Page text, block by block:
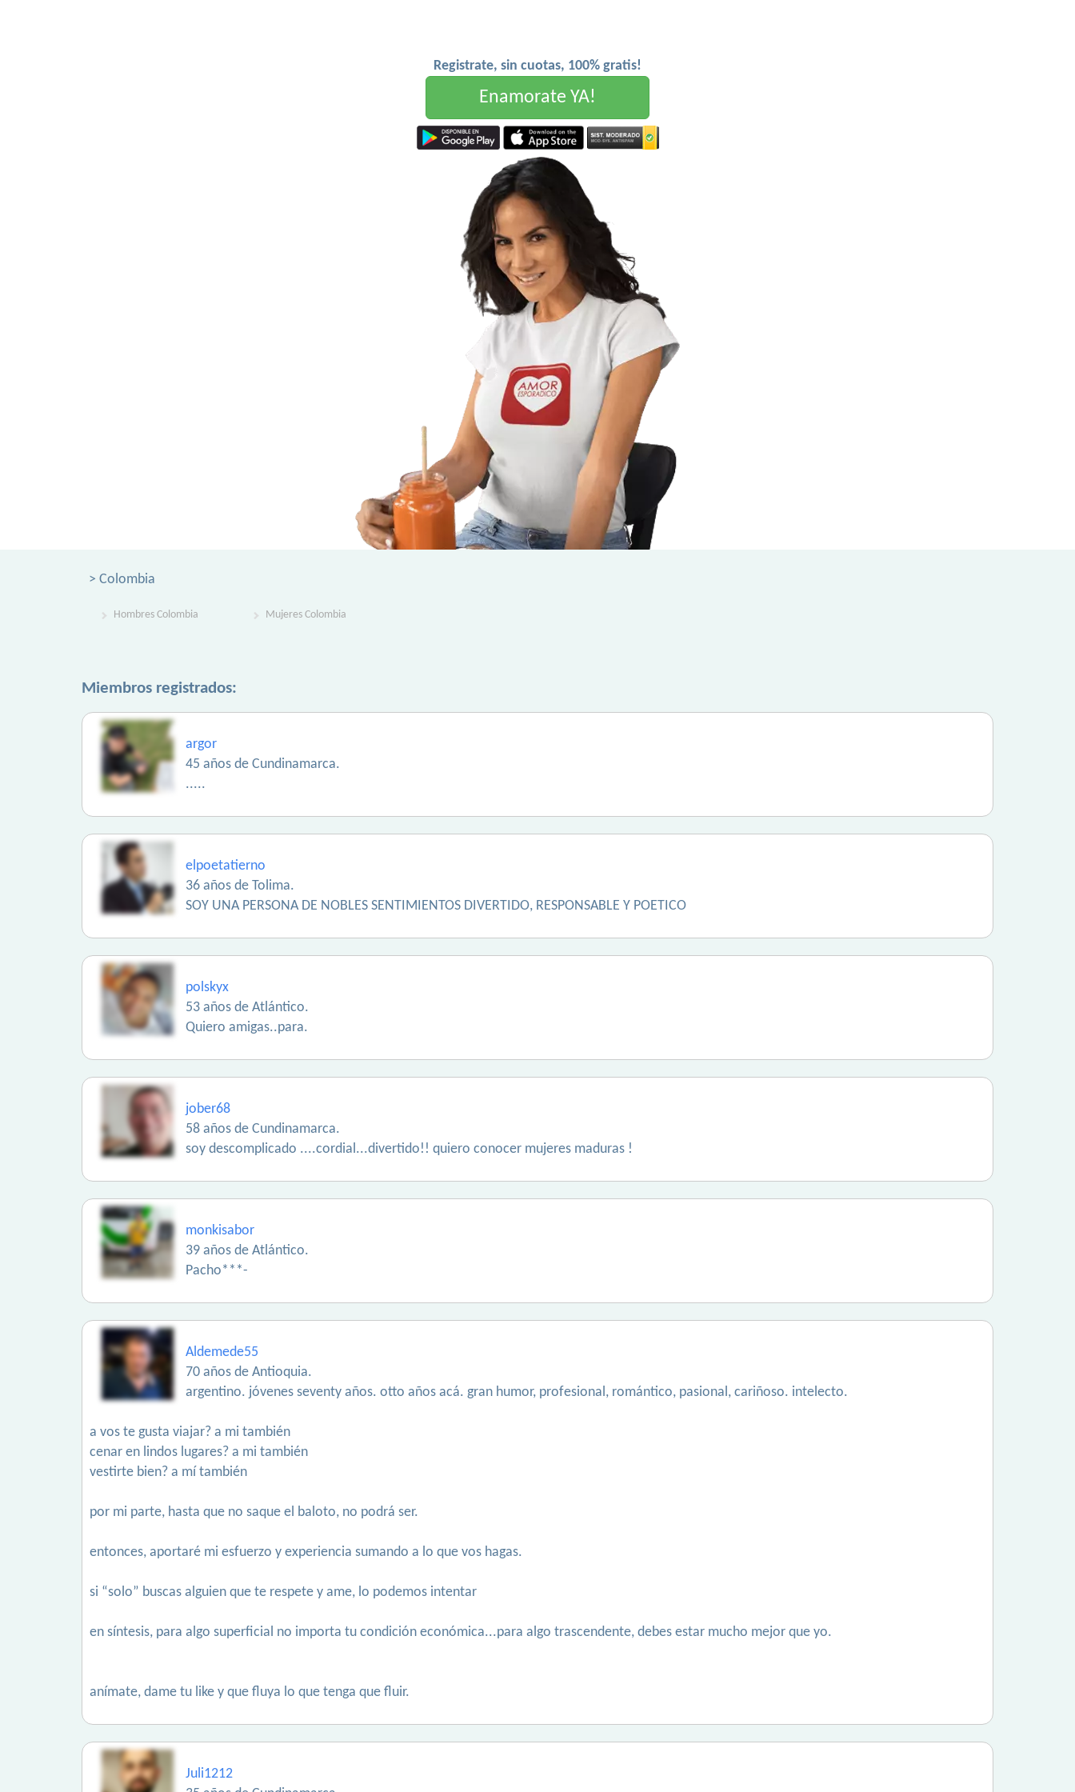
Registrate, sin cuotas, 100% gratis!
Enamorate YA!
> Colombia
Hombres Colombia Mujeres Colombia
Miembros registrados:
argor
45 años de Cundinamarca.
.....
elpoetatierno
36 años de Tolima.
SOY UNA PERSONA DE NOBLES SENTIMIENTOS DIVERTIDO, RESPONSABLE Y POETICO
polskyx
53 años de Atlántico.
Quiero amigas..para.
jober68
58 años de Cundinamarca.
soy descomplicado ....cordial...divertido!! quiero conocer mujeres maduras !
monkisabor
39 años de Atlántico.
Pacho***-
Aldemede55
70 años de Antioquia.
argentino. jóvenes seventy años. otto años acá. gran humor, profesional, romántico, pasional, cariñoso. intelecto.
a vos te gusta viajar? a mi también
cenar en lindos lugares? a mi también
vestirte bien? a mí también
por mi parte, hasta que no saque el baloto, no podrá ser.
entonces, aportaré mi esfuerzo y experiencia sumando a lo que vos hagas.
si “solo” buscas alguien que te respete y ame, lo podemos intentar
en síntesis, para algo superficial no importa tu condición económica...para algo trascendente, debes estar mucho mejor que yo.
anímate, dame tu like y que fluya lo que tenga que fluir.
Juli1212